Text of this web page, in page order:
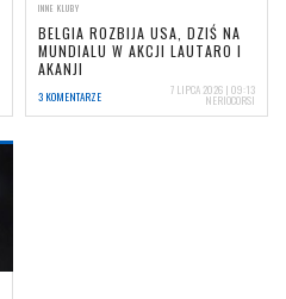
INNE KLUBY
BELGIA ROZBIJA USA, DZIŚ NA
MUNDIALU W AKCJI LAUTARO I
AKANJI
3 KOMENTARZE 7 LIPCA 2026 | 09:13
NERIOCORSI